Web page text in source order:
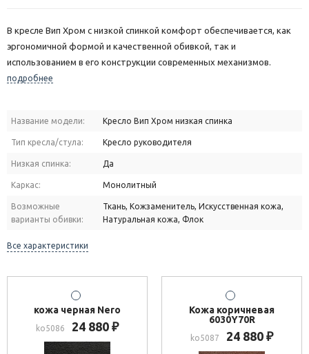
В кресле Вип Хром с низкой спинкой комфорт обеспечивается, как
эргономичной формой и качественной обивкой, так и
использованием в его конструкции современных механизмов.
подробнее
Название модели: Кресло Вип Хром низкая спинка
Тип кресла/стула: Кресло руководителя
Низкая спинка: Да
Каркас: Монолитный
Возможные
варианты обивки:
Ткань, Кожзаменитель, Искусственная кожа,
Натуральная кожа, Флок
Все характеристики
кожа черная Nero
ko5086 24 880 ₽
Кожа коричневая
6030Y70R
ko5087 24 880 ₽